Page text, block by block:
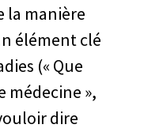
la manière
élément clé
(« Que
médecine »,
dire